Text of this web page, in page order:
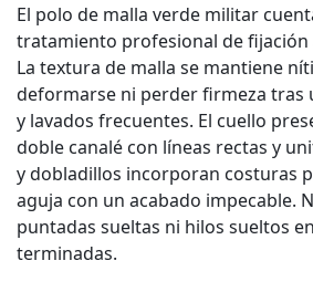
El polo de malla verde militar
tratamiento profesional de
La textura de malla se mantiene
deformarse ni perder firmeza tras
y lavados frecuentes. El cuello
doble canalé con líneas rectas y
y dobladillos incorporan costuras
aguja con un acabado impecable.
puntadas sueltas ni hilos sueltos
terminadas.